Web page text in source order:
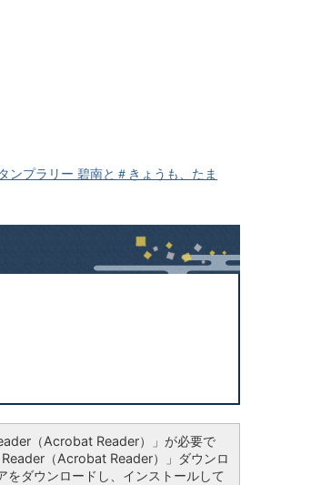
ンプラリー 碧南と＃きょうも、たま
（Acrobat Reader）」が必要で
（Acrobat Reader）」ダウンロ
をダウンロードし、インストールして